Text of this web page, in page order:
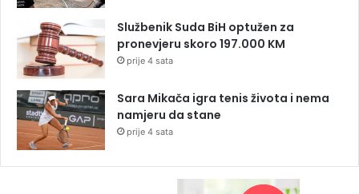
Službenik Suda BiH optužen za
pronevjeru skoro 197.000 KM
prije 4 sata
Sara Mikača igra tenis života i nema
namjeru da stane
prije 4 sata